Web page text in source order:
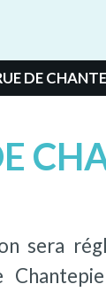
DE
sera